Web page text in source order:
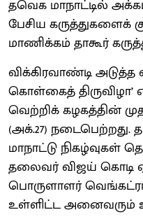
தவெக மாநாட்டில்
பேசிய கருத்துகளைக்
மாணிக்கம் தாகூர்
விக்கிரவாண்டி
கொள்கைத் திருவிழா’
வெற்றிக் கழகத்தின்
(அக்.27) நடைபெற்றது.
மாநாட்டு நிகழ்வுகள்
தலைவர் விஜய் கொடி
பொருளாளர்
உள்ளிட்ட அனைவரும்